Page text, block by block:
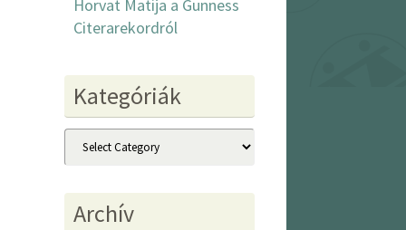
Horvat Matija a Gunness
Citerarekordról
Kategóriák
Kategóriák
Archív